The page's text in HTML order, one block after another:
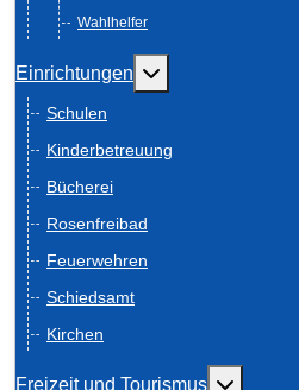
Wahlhelfer
Einrichtungen Weitere
Schulen
Kinderbetreuung
Bücherei
Rosenfreibad
Feuerwehren
Schiedsamt
Kirchen
Freizeit und Tourismus